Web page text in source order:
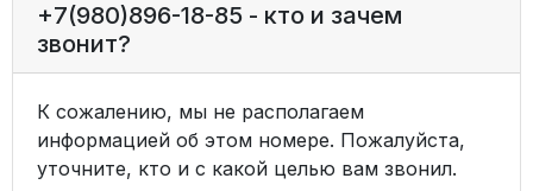
+7(980)896-18-85 - кто и зачем
звонит?
К сожалению, мы не располагаем
информацией об этом номере. Пожалуйста,
уточните, кто и с какой целью вам звонил.